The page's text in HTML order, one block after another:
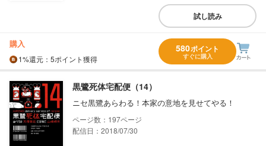
試し読み
購入
1%還元 ：5ポイント獲得
580ポイント
すぐに購入
黒鷺死体宅配便（14）
ニセ黒鷺あらわる！本家の意地を見せてやる！
197
配信日：2018/07/30